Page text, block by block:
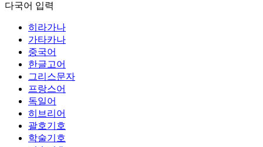
다국어 입력
히라가나
가타카나
중국어
한글고어
그리스문자
프랑스어
독일어
히브리어
괄호기호
학술기호